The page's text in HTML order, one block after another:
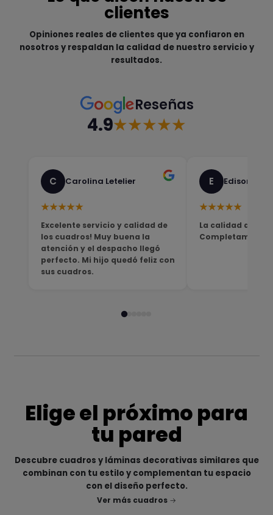
clientes
Opiniones reales de clientes que ya confiaron en
nosotros y respaldan la calidad de nuestro servicio y
resultados.
Reseñas
4.9★★★★★
C Carolina Letelier
★★★★★
Excelente servicio y calidad de
los cuadros! Muy buena la
atención y el despacho llegó
perfecto. Mi hijo quedó feliz con
sus cuadros.
E Edison
★★★★★
La calidad del
Completamente
Elige el próximo para
tu pared
Descubre cuadros y láminas decorativas similares que
combinan con tu estilo y complementan tu espacio
con el diseño perfecto.
Ver más cuadros